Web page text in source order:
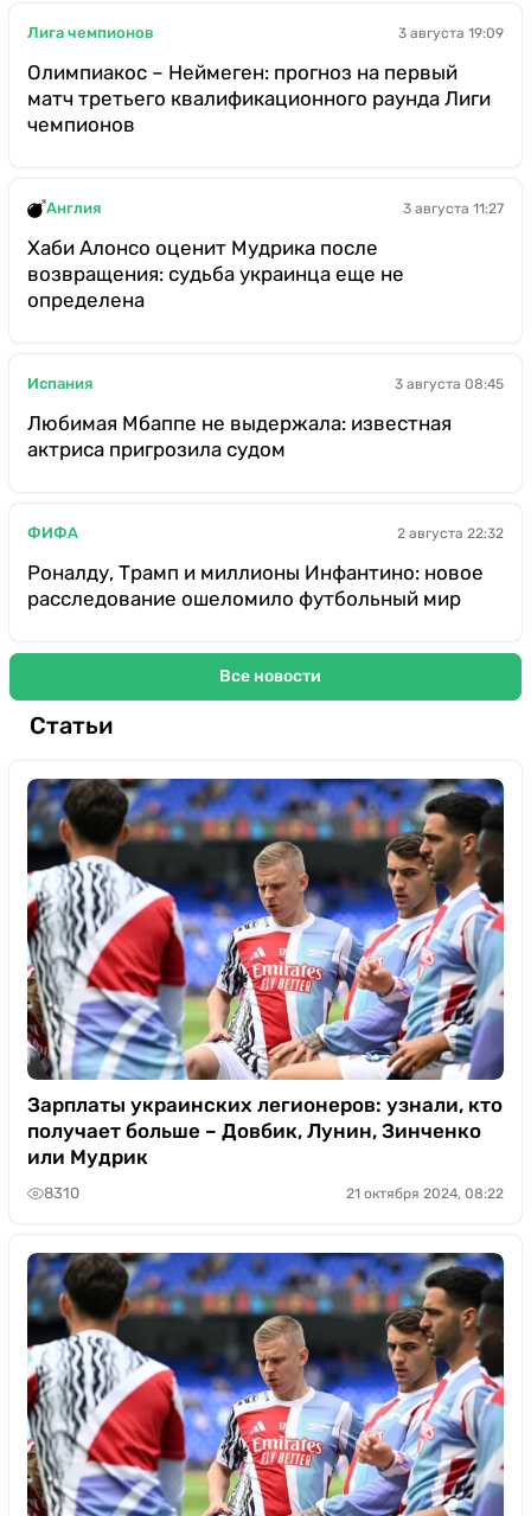
Лига чемпионов 3 августа 19:09
Олимпиакос – Неймеген: прогноз на первый
матч третьего квалификационного раунда Лиги
чемпионов
Англия 3 августа 11:27
Хаби Алонсо оценит Мудрика после
возвращения: судьба украинца еще не
определена
Испания 3 августа 08:45
Любимая Мбаппе не выдержала: известная
актриса пригрозила судом
ФИФА 2 августа 22:32
Роналду, Трамп и миллионы Инфантино: новое
расследование ошеломило футбольный мир
Все новости
Статьи
Зарплаты украинских легионеров: узнали, кто
получает больше – Довбик, Лунин, Зинченко
или Мудрик
8310 21 октября 2024, 08:22